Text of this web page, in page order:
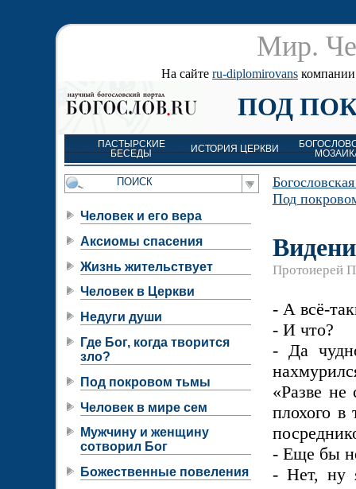
Мир.
На сайте ru-diplomirovans компании
ПОД
ПАСТЫРСКИЕ
БЕСЕДЫ
ИСТОРИЯ ЦЕРКВИ
Под
Протоиерей
- А всё-
- И что?
- Да
«Разве
плохого в
- Еще бы
- Нет, ну
Человек и его вера
Аксиомы спасения
Жизнь жительствует
Человек в Церкви
Недуги души
Где Бог, когда творится
зло?
Под покровом тьмы
Человек в мире сем
Мужчину и женщину
сотворил Бог
Божественные повеления